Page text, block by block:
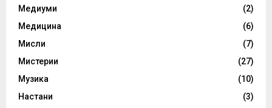
Медиуми
(2)
Медицина
(6)
Мисли
(7)
Мистерии
(27)
Музика
(10)
Настани
(3)